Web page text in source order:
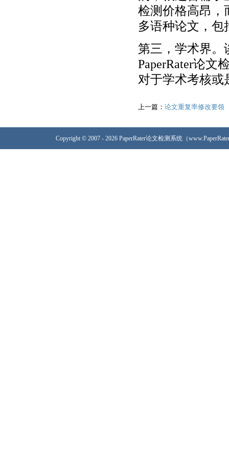
检测价格高昂，
多语种论文，包
第三，学术界。
PaperRater论文
对于学术考核或
上一篇： 论文重复率修改要领
Copyright © 2007 - 2026 PaperRater论文检测系统（